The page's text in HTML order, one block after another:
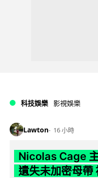
科技娛樂 影視娛樂
Lawton 16 小時
Nicolas Cage
遺失未加密母帶